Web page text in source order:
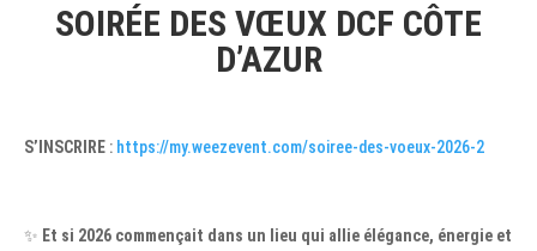
SOIRÉE DES VŒUX DCF CÔTE
D’AZUR
S’INSCRIRE : https://my.weezevent.com/soiree-des-voeux-2026-2
✨ Et si 2026 commençait dans un lieu qui allie élégance, énergie et